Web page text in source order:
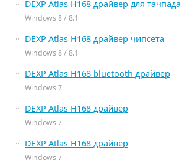
DEXP Atlas H168 драйвер для тачпада
Windows 8 / 8.1
DEXP Atlas H168 драйвер чипсета
Windows 8 / 8.1
DEXP Atlas H168 bluetooth драйвер
Windows 7
DEXP Atlas H168 драйвер
Windows 7
DEXP Atlas H168 драйвер
Windows 7